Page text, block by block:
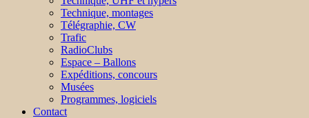
Technique, montages
Télégraphie, CW
Trafic
RadioClubs
Espace – Ballons
Expéditions, concours
Musées
Programmes, logiciels
Contact